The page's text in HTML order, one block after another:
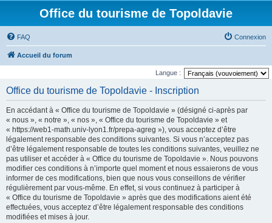
Office du tourisme de Topoldavie
FAQ Connexion
Accueil du forum
Langue :
Office du tourisme de Topoldavie - Inscription
En accédant à « Office du tourisme de Topoldavie » (désigné ci-après par
« nous », « notre », « nos », « Office du tourisme de Topoldavie » et
« https://web1-math.univ-lyon1.fr/prepa-agreg »), vous acceptez d’être
légalement responsable des conditions suivantes. Si vous n’acceptez pas
d’être légalement responsable de toutes les conditions suivantes, veuillez ne
pas utiliser et accéder à « Office du tourisme de Topoldavie ». Nous pouvons
modifier ces conditions à n’importe quel moment et nous essaierons de vous
informer de ces modifications, bien que nous vous conseillons de vérifier
régulièrement par vous-même. En effet, si vous continuez à participer à
« Office du tourisme de Topoldavie » après que des modifications aient été
effectuées, vous acceptez d’être légalement responsable des conditions
modifiées et mises à jour.